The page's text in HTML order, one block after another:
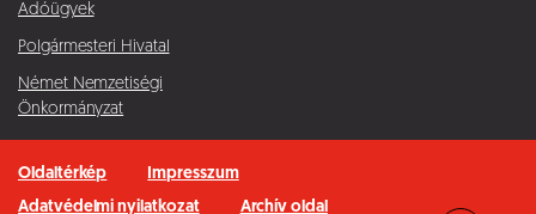
Adóügyek
Polgármesteri Hivatal
Német Nemzetiségi
Önkormányzat
Oldaltérkép
Impresszum
Adatvédelmi nyilatkozat
Archív oldal